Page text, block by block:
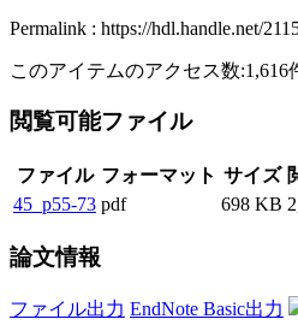
Permalink : https://hdl.handle.net/
このアイテムのアクセス数:1,616
閲覧可能ファイル
ファイル フォーマット サイズ
45_p55-73 pdf 698 KB
論文情報
ファイル出力 EndNote Basic出力